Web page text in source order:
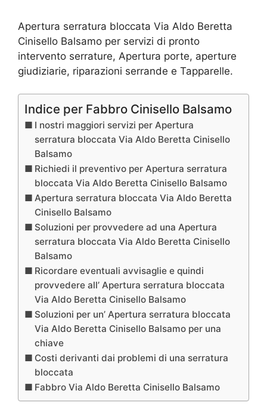
Apertura serratura bloccata Via Aldo Beretta
Cinisello Balsamo per servizi di pronto
intervento serrature, Apertura porte, aperture
giudiziarie, riparazioni serrande e Tapparelle.
Indice per Fabbro Cinisello Balsamo
I nostri maggiori servizi per Apertura
serratura bloccata Via Aldo Beretta Cinisello
Balsamo
Richiedi il preventivo per Apertura serratura
bloccata Via Aldo Beretta Cinisello Balsamo
Apertura serratura bloccata Via Aldo Beretta
Cinisello Balsamo
Soluzioni per provvedere ad una Apertura
serratura bloccata Via Aldo Beretta Cinisello
Balsamo
Ricordare eventuali avvisaglie e quindi
provvedere all’ Apertura serratura bloccata
Via Aldo Beretta Cinisello Balsamo
Soluzioni per un’ Apertura serratura bloccata
Via Aldo Beretta Cinisello Balsamo per una
chiave
Costi derivanti dai problemi di una serratura
bloccata
Fabbro Via Aldo Beretta Cinisello Balsamo